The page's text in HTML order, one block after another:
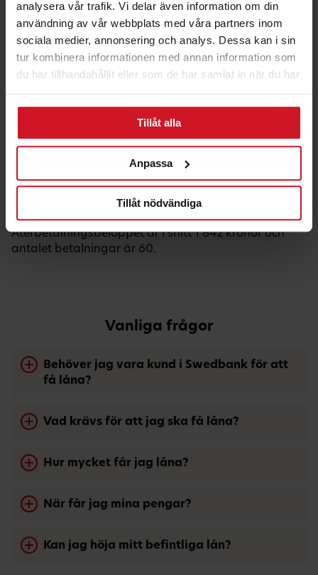
analysera vår trafik. Vi delar även information om din
användning av vår webbplats med våra partners inom
sociala medier, annonsering och analys. Dessa kan i sin
tur kombinera informationen med annan information som
du har tillhandahållit eller som de har samlat in när du har
använt deras tjänster.
Tillåt alla
Anpassa
Tillåt nödvändiga
Räkneexempel Sollån
Ett lån på 100 000 kronor:
med rak amortering och en återbetalningstid på 5 år.
aviseringsavgift och uppläggningsavgift 0 kronor
ger en effektiv ränta på 4,23 %.
110 548 kronor.
Återbetalningsbeloppet är i snitt 1 842 kronor och
antalet betalningar är 60.
Vanliga frågor
Behöver jag vara kund i Swedbank för att
få låna?
Vad krävs för att jag ska få låna?
Hur mycket får jag låna?
När får jag mina pengar?
Kan jag höja mitt befintliga lån?